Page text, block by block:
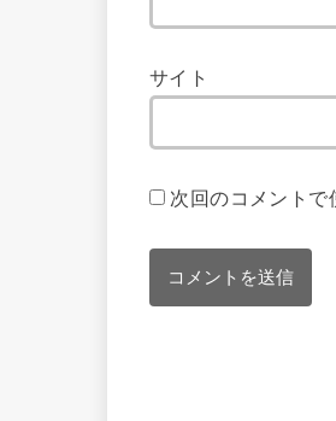
サイト
次回のコメントで